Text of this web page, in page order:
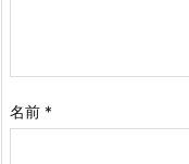
名前 *